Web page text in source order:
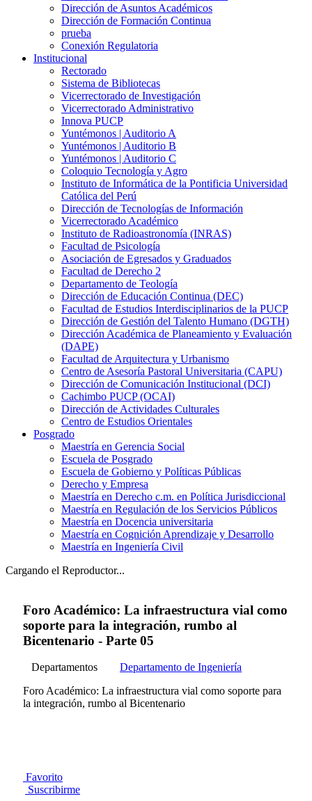
Dirección de Asuntos Académicos
Dirección de Formación Continua
prueba
Conexión Regulatoria
Institucional
Rectorado
Sistema de Bibliotecas
Vicerrectorado de Investigación
Vicerrectorado Administrativo
Innova PUCP
Yuntémonos | Auditorio A
Yuntémonos | Auditorio B
Yuntémonos | Auditorio C
Coloquio Tecnología y Agro
Instituto de Informática de la Pontificia Universidad
Católica del Perú
Dirección de Tecnologías de Información
Vicerrectorado Académico
Instituto de Radioastronomía (INRAS)
Facultad de Psicología
Asociación de Egresados y Graduados
Facultad de Derecho 2
Departamento de Teología
Dirección de Educación Continua (DEC)
Facultad de Estudios Interdisciplinarios de la PUCP
Dirección de Gestión del Talento Humano (DGTH)
Dirección Académica de Planeamiento y Evaluación
(DAPE)
Facultad de Arquitectura y Urbanismo
Centro de Asesoría Pastoral Universitaria (CAPU)
Dirección de Comunicación Institucional (DCI)
Cachimbo PUCP (OCAI)
Dirección de Actividades Culturales
Centro de Estudios Orientales
Posgrado
Maestría en Gerencia Social
Escuela de Posgrado
Escuela de Gobierno y Políticas Públicas
Derecho y Empresa
Maestría en Derecho c.m. en Política Jurisdiccional
Maestría en Regulación de los Servicios Públicos
Maestría en Docencia universitaria
Maestría en Cognición Aprendizaje y Desarrollo
Maestría en Ingeniería Civil
Cargando el Reproductor...
Foro Académico: La infraestructura vial como
soporte para la integración, rumbo al
Bicentenario - Parte 05
Departamentos
Departamento de Ingeniería
Foro Académico: La infraestructura vial como soporte para
la integración, rumbo al Bicentenario
Favorito
Suscribirme